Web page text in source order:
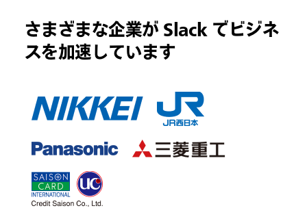
さまざまな企業が Slack でビジネ
スを加速しています